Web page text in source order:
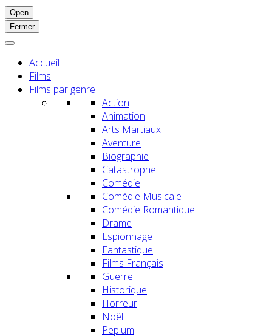
Open
Fermer
Accueil
Films
Films par genre
Action
Animation
Arts Martiaux
Aventure
Biographie
Catastrophe
Comédie
Comédie Musicale
Comédie Romantique
Drame
Espionnage
Fantastique
Films Français
Guerre
Historique
Horreur
Noël
Peplum